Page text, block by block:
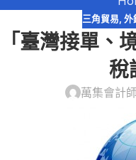
三角貿易, 外
「臺灣接單、
稅
萬集會計